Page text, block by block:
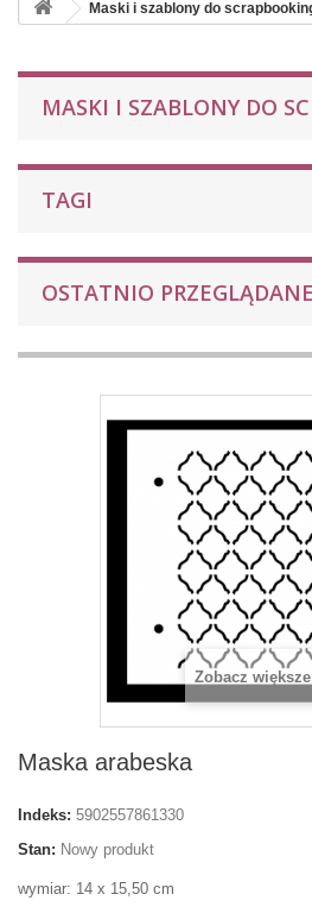
Maski i szablony do
MASKI I SZABLONY DO
TAGI
OSTATNIO PRZEGLĄDANE
Zobacz większe
Maska arabeska
Indeks: 5902557861330
Stan: Nowy produkt
wymiar: 14 x 15,50 cm